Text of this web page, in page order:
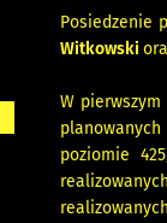
Posiedzenie
Witkowski
W
poziomie